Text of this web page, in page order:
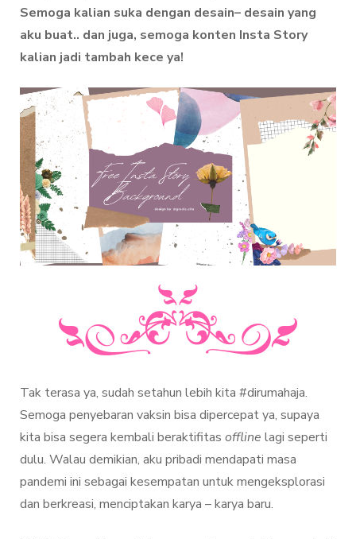
Semoga kalian suka dengan desain– desain yang
aku buat.. dan juga, semoga konten Insta Story
kalian jadi tambah kece ya!
Tak terasa ya, sudah setahun lebih kita #dirumahaja.
Semoga penyebaran vaksin bisa dipercepat ya, supaya
kita bisa segera kembali beraktifitas offline lagi seperti
dulu. Walau demikian, aku pribadi mendapati masa
pandemi ini sebagai kesempatan untuk mengeksplorasi
dan berkreasi, menciptakan karya – karya baru.